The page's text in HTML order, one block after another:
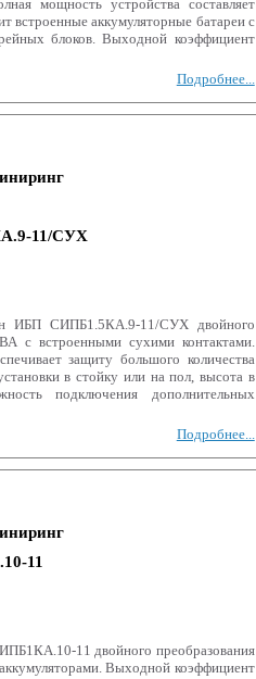
мощность устройства составляет
встроенные аккумуляторные батареи с
блоков. Выходной коэффициент
Подробнее...
11/СУХ
ИБП СИПБ1.5КА.9-11/СУХ двойного
с встроенными сухими контактами.
защиту большого количества
в стойку или на пол, высота в
подключения дополнительных
Подробнее...
11
11 двойного преобразования
Выходной коэффициент